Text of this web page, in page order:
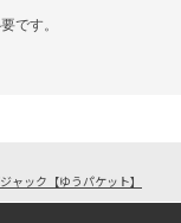
です。
ャック【ゆうパケット】